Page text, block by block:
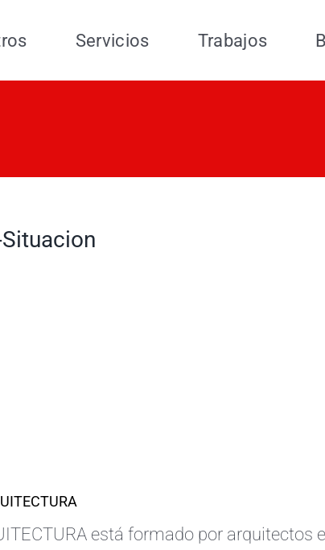
Servicios Trabajos
está formado por arquitectos